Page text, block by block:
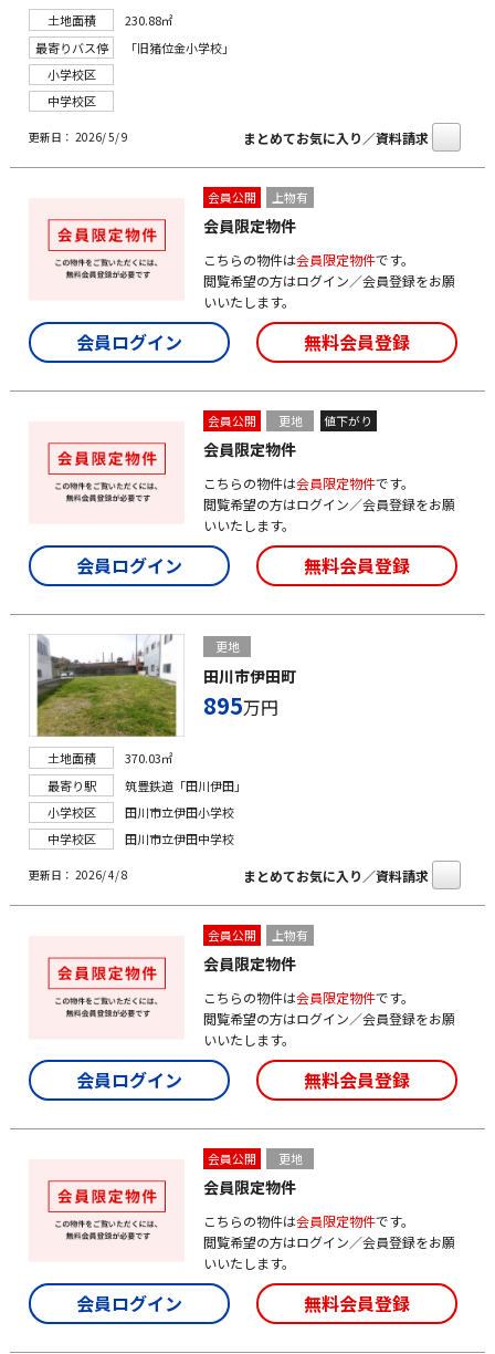
土地面積
230.88㎡
最寄りバス停
「旧猪位金小学校」
小学校区
中学校区
更新日： 2026/ 5/ 9 まとめてお気に入り／資料請求
会員公開 上物有
会員限定物件
こちらの物件は会員限定物件です。
閲覧希望の方はログイン／会員登録をお願
いいたします。
会員ログイン 無料会員登録
会員公開 更地 値下がり
会員限定物件
こちらの物件は会員限定物件です。
閲覧希望の方はログイン／会員登録をお願
いいたします。
会員ログイン 無料会員登録
更地
田川市伊田町
895万円
土地面積
370.03㎡
最寄り駅
筑豊鉄道「田川伊田」
小学校区
田川市立伊田小学校
中学校区
田川市立伊田中学校
更新日： 2026/ 4/ 8 まとめてお気に入り／資料請求
会員公開 上物有
会員限定物件
こちらの物件は会員限定物件です。
閲覧希望の方はログイン／会員登録をお願
いいたします。
会員ログイン 無料会員登録
会員公開 更地
会員限定物件
こちらの物件は会員限定物件です。
閲覧希望の方はログイン／会員登録をお願
いいたします。
会員ログイン 無料会員登録